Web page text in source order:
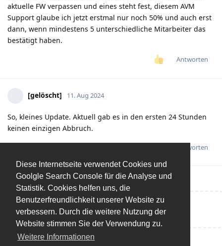
Diese Internetseite verwendet Cookies und
Goolgle Search Console für die Analyse und
Statistik. Cookies helfen uns, die
Benutzerfreundlichkeit unserer Website zu
verbessern. Durch die weitere Nutzung der
Website stimmen Sie der Verwendung zu.
Weitere Informationen
aktuelle FW verpassen und eines steht fest, diesem AVM
Support glaube ich jetzt erstmal nur noch 50% und auch erst
dann, wenn mindestens 5 unterschiedliche Mitarbeiter das
bestätigt haben.
Antworten
[gelöscht] 11. Aug 2024
So, kleines Update. Aktuell gab es in den ersten 24 Stunden
keinen einzigen Abbruch.
Antworten
Eine Antwort schreiben…